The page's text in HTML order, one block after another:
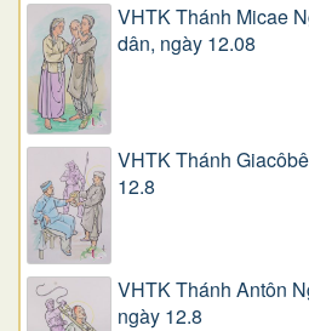
VHTK Thánh Micae
dân, ngày 12.08
VHTK Thánh
12.8
VHTK Thánh Antôn
ngày 12.8